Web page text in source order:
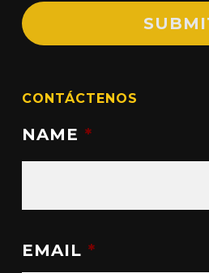
CONTÁCTENOS
NAME *
EMAIL *